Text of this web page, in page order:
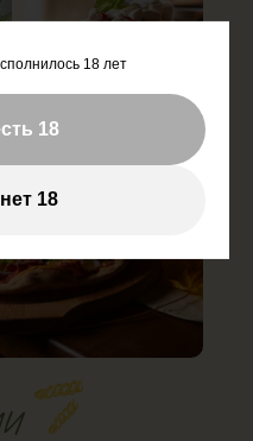
18 лет
18
18